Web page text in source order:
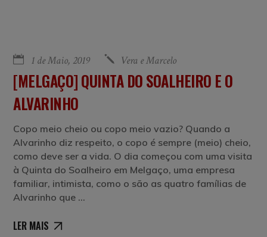
1 de Maio, 2019 Vera e Marcelo
[MELGAÇO] QUINTA DO SOALHEIRO E O
ALVARINHO
Copo meio cheio ou copo meio vazio? Quando a
Alvarinho diz respeito, o copo é sempre (meio) cheio,
como deve ser a vida. O dia começou com uma visita
à Quinta do Soalheiro em Melgaço, uma empresa
familiar, intimista, como o são as quatro famílias de
Alvarinho que
LER MAIS